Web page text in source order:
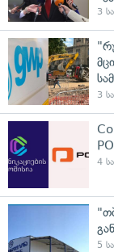
3
3
4
5